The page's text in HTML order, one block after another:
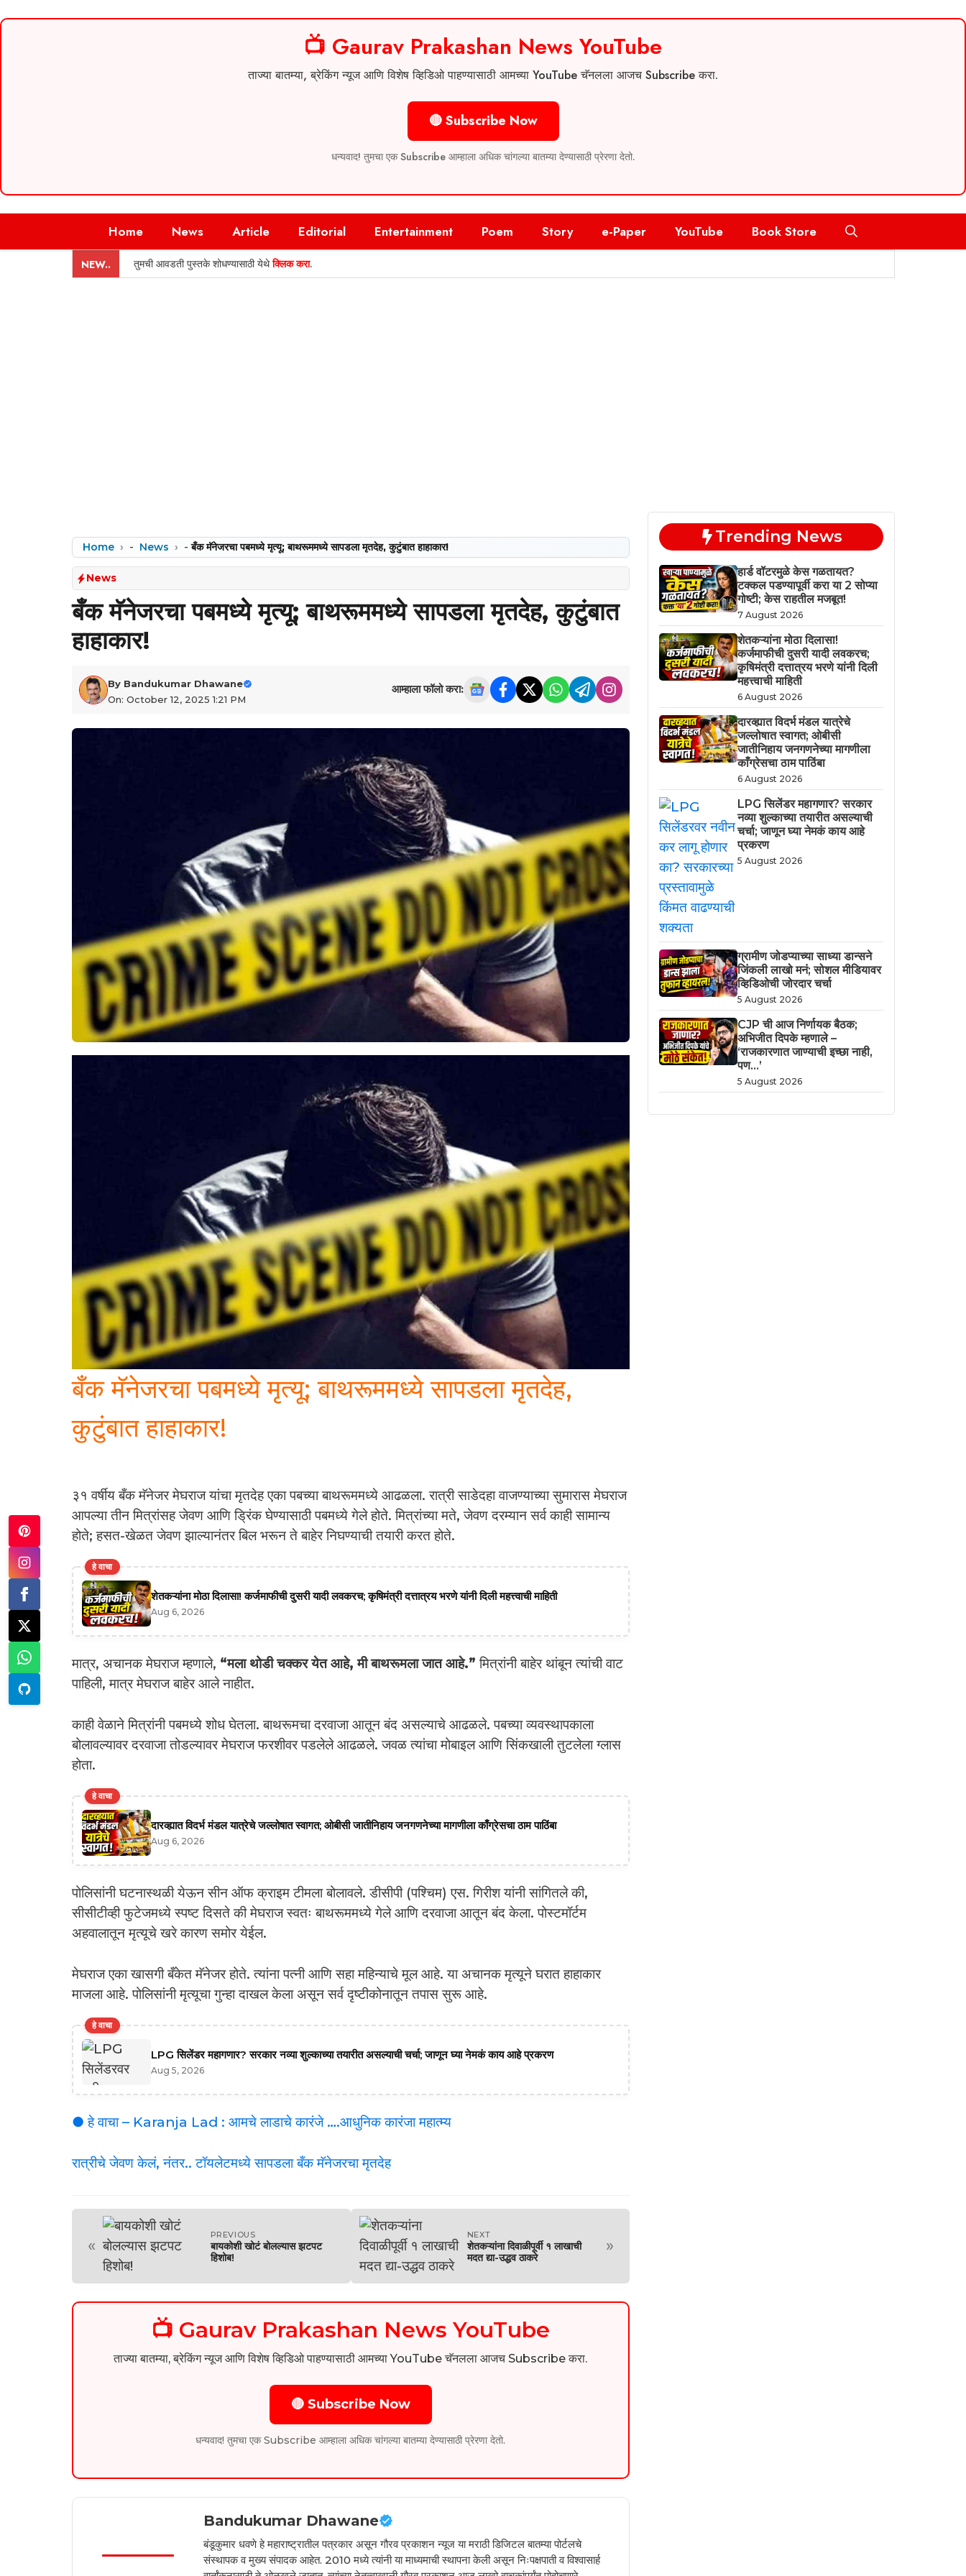
📺 Gaurav Prakashan News YouTube
ताज्या बातम्या, ब्रेकिंग न्यूज आणि विशेष व्हिडिओ पाहण्यासाठी आमच्या YouTube चॅनलला आजच Subscribe करा.
🔴 Subscribe Now
धन्यवाद! तुमचा एक Subscribe आम्हाला अधिक चांगल्या बातम्या देण्यासाठी प्रेरणा देतो.
Home News Article Editorial Entertainment Poem Story e-Paper YouTube Book Store
NEW.. तुमची आवडती पुस्तके शोधण्यासाठी येथेक्लिक करा.
Home - News -बँक मॅनेजरचा पबमध्ये मृत्यू; बाथरूममध्ये सापडला मृतदेह, कुटुंबात हाहाकार!
News
बँक मॅनेजरचा पबमध्ये मृत्यू; बाथरूममध्ये सापडला मृतदेह, कुटुंबात
हाहाकार!
By Bandukumar Dhawane
On: October 12, 2025 1:21 PM
आम्हाला फॉलो करा:
बँक मॅनेजरचा पबमध्ये मृत्यू; बाथरूममध्ये सापडला मृतदेह,
कुटुंबात हाहाकार!
३१ वर्षीय बँक मॅनेजर मेघराज यांचा मृतदेह एका पबच्या बाथरूममध्ये आढळला. रात्री साडेदहा वाजण्याच्या सुमारास मेघराज
आपल्या तीन मित्रांसह जेवण आणि ड्रिंक घेण्यासाठी पबमध्ये गेले होते. मित्रांच्या मते, जेवण दरम्यान सर्व काही सामान्य
होते; हसत-खेळत जेवण झाल्यानंतर बिल भरून ते बाहेर निघण्याची तयारी करत होते.
हे वाचा
शेतकऱ्यांना मोठा दिलासा! कर्जमाफीची दुसरी यादी लवकरच; कृषिमंत्री दत्तात्रय भरणे यांनी दिली महत्त्वाची माहिती
Aug 6, 2026
मात्र, अचानक मेघराज म्हणाले, “मला थोडी चक्कर येत आहे, मी बाथरूमला जात आहे.” मित्रांनी बाहेर थांबून त्यांची वाट
पाहिली, मात्र मेघराज बाहेर आले नाहीत.
काही वेळाने मित्रांनी पबमध्ये शोध घेतला. बाथरूमचा दरवाजा आतून बंद असल्याचे आढळले. पबच्या व्यवस्थापकाला
बोलावल्यावर दरवाजा तोडल्यावर मेघराज फरशीवर पडलेले आढळले. जवळ त्यांचा मोबाइल आणि सिंकखाली तुटलेला ग्लास
होता.
हे वाचा
दारव्ह्यात विदर्भ मंडल यात्रेचे जल्लोषात स्वागत; ओबीसी जातीनिहाय जनगणनेच्या मागणीला काँग्रेसचा ठाम पाठिंबा
Aug 6, 2026
पोलिसांनी घटनास्थळी येऊन सीन ऑफ क्राइम टीमला बोलावले. डीसीपी (पश्चिम) एस. गिरीश यांनी सांगितले की,
सीसीटीव्ही फुटेजमध्ये स्पष्ट दिसते की मेघराज स्वतः बाथरूममध्ये गेले आणि दरवाजा आतून बंद केला. पोस्टमॉर्टम
अहवालातून मृत्यूचे खरे कारण समोर येईल.
मेघराज एका खासगी बँकेत मॅनेजर होते. त्यांना पत्नी आणि सहा महिन्याचे मूल आहे. या अचानक मृत्यूने घरात हाहाकार
माजला आहे. पोलिसांनी मृत्यूचा गुन्हा दाखल केला असून सर्व दृष्टीकोनातून तपास सुरू आहे.
हे वाचा
LPG सिलेंडर महागणार? सरकार नव्या शुल्काच्या तयारीत असल्याची चर्चा; जाणून घ्या नेमकं काय आहे प्रकरण
Aug 5, 2026
● हे वाचा – Karanja Lad : आमचे लाडाचे कारंजे ….आधुनिक कारंजा महात्म्य
रात्रीचे जेवण केलं, नंतर.. टॉयलेटमध्ये सापडला बँक मॅनेजरचा मृतदेह
«
PREVIOUS
बायकोशी खोटं बोलल्यास झटपट
हिशोब!
NEXT
शेतकऱ्यांना दिवाळीपूर्वी १ लाखाची
मदत द्या-उद्धव ठाकरे
»
📺 Gaurav Prakashan News YouTube
ताज्या बातम्या, ब्रेकिंग न्यूज आणि विशेष व्हिडिओ पाहण्यासाठी आमच्या YouTube चॅनलला आजच Subscribe करा.
🔴 Subscribe Now
धन्यवाद! तुमचा एक Subscribe आम्हाला अधिक चांगल्या बातम्या देण्यासाठी प्रेरणा देतो.
Bandukumar Dhawane
बंडूकुमार धवणे हे महाराष्ट्रातील पत्रकार असून गौरव प्रकाशन न्यूज या मराठी डिजिटल बातम्या पोर्टलचे
संस्थापक व मुख्य संपादक आहेत. 2010 मध्ये त्यांनी या माध्यमाची स्थापना केली असून निःपक्षपाती व विश्वासार्ह
Trending News
हार्ड वॉटरमुळे केस गळतायत?
टक्कल पडण्यापूर्वी करा या 2 सोप्या
गोष्टी; केस राहतील मजबूत!
7 August 2026
शेतकऱ्यांना मोठा दिलासा!
कर्जमाफीची दुसरी यादी लवकरच;
कृषिमंत्री दत्तात्रय भरणे यांनी दिली
महत्त्वाची माहिती
6 August 2026
दारव्ह्यात विदर्भ मंडल यात्रेचे
जल्लोषात स्वागत; ओबीसी
जातीनिहाय जनगणनेच्या मागणीला
काँग्रेसचा ठाम पाठिंबा
6 August 2026
LPG सिलेंडर महागणार? सरकार
नव्या शुल्काच्या तयारीत असल्याची
चर्चा; जाणून घ्या नेमकं काय आहे
प्रकरण
5 August 2026
ग्रामीण जोडप्याच्या साध्या डान्सने
जिंकली लाखो मनं; सोशल मीडियावर
व्हिडिओची जोरदार चर्चा
5 August 2026
CJP ची आज निर्णायक बैठक;
अभिजीत दिपके म्हणाले –
‘राजकारणात जाण्याची इच्छा नाही,
पण…’
5 August 2026